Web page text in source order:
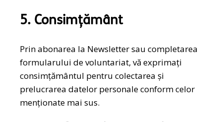
5. Consimțământ
Prin abonarea la Newsletter sau completarea
formularului de voluntariat, vă exprimați
consimțământul pentru colectarea și
prelucrarea datelor personale conform celor
menționate mai sus.